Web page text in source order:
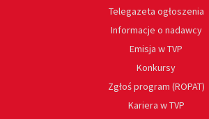
Telegazeta ogłoszenia
Informacje o nadawcy
Emisja w TVP
Konkursy
Zgłoś program (ROPAT)
Kariera w TVP